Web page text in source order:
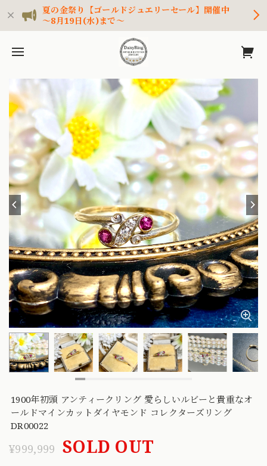
夏の金祭り【ゴールドジュエリーセール】開催中
～8月19日(水)まで～
1900年初頭 アンティークリング 愛らしいルビーと貴重なオ
ールドマインカットダイヤモンド コレクターズリング
DR00022
¥999,999 SOLD OUT